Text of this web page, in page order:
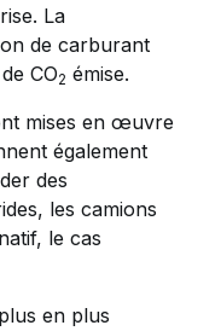
La
de carburant
CO2 émise.
mises en œuvre
également
des
les camions
le cas
en plus